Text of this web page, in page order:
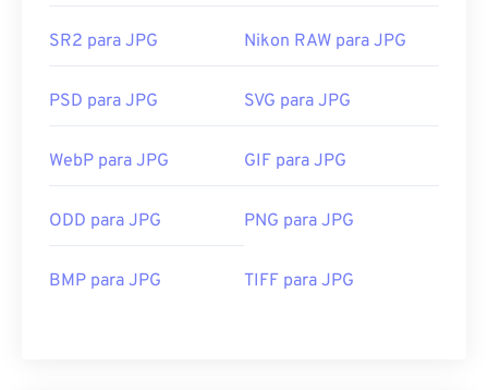
SR2 para JPG Nikon RAW para JPG
PSD para JPG SVG para JPG
WebP para JPG GIF para JPG
ODD para JPG PNG para JPG
BMP para JPG TIFF para JPG